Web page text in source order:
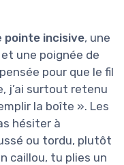
pointe incisive, une
une poignée de
pour que le fil
j’ai surtout retenu
la boîte ». Les
hésiter à
ou tordu, plutôt
caillou, tu plies un